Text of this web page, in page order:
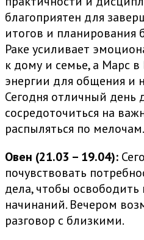
благоприятен для
итогов и планирования
Раке усиливает
к дому и семье, а Марс
энергии для общения и
Сегодня отличный день
сосредоточиться на
распыляться по мелочам.
Овен (21.03 – 19.04):
почувствовать
дела, чтобы
начинаний. Вечером
разговор с близкими.